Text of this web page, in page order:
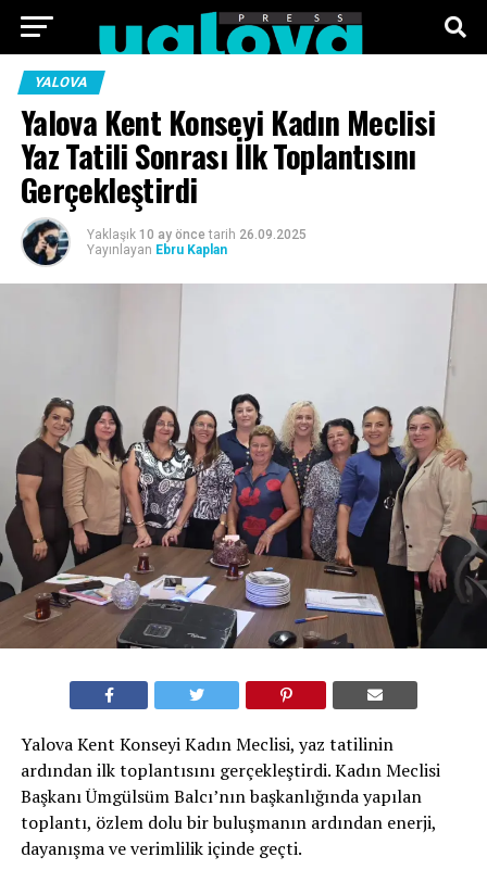
ANA SAYFA
TEKNOLOJI EKONOMI SPOR SIYASET
KÜNYE
YALOVA
Yalova Kent Konseyi Kadın Meclisi
Yaz Tatili Sonrası İlk Toplantısını
Gerçekleştirdi
Yaklaşık 10 ay önce tarih 26.09.2025
Yayınlayan Ebru Kaplan
Yalova Kent Konseyi Kadın Meclisi, yaz tatilinin
ardından ilk toplantısını gerçekleştirdi. Kadın Meclisi
Başkanı Ümgülsüm Balcı’nın başkanlığında yapılan
toplantı, özlem dolu bir buluşmanın ardından enerji,
dayanışma ve verimlilik içinde geçti.